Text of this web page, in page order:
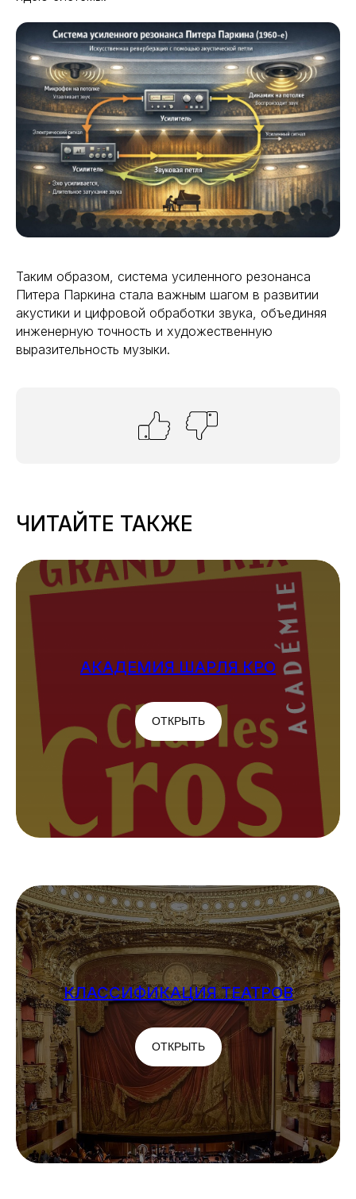
Таким образом, система усиленного резонанса
Питера Паркина стала важным шагом в развитии
акустики и цифровой обработки звука, объединяя
инженерную точность и художественную
выразительность музыки.
ЧИТАЙТЕ ТАКЖЕ
АКАДЕМИЯ ШАРЛЯ КРО
ОТКРЫТЬ
КЛАССИФИКАЦИЯ ТЕАТРОВ
ОТКРЫТЬ